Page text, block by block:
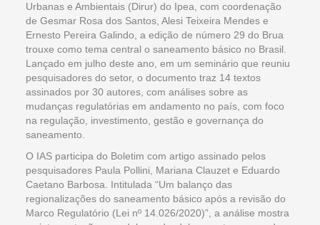
Urbanas e Ambientais (Dirur) do Ipea, com coordenação
de Gesmar Rosa dos Santos, Alesi Teixeira Mendes e
Ernesto Pereira Galindo, a edição de número 29 do Brua
trouxe como tema central o saneamento básico no Brasil.
Lançado em julho deste ano, em um seminário que reuniu
pesquisadores do setor, o documento traz 14 textos
assinados por 30 autores, com análises sobre as
mudanças regulatórias em andamento no país, com foco
na regulação, investimento, gestão e governança do
saneamento.
O IAS participa do Boletim com artigo assinado pelos
pesquisadores Paula Pollini, Mariana Clauzet e Eduardo
Caetano Barbosa. Intitulada “Um balanço das
regionalizações do saneamento básico após a revisão do
Marco Regulatório (Lei nº 14.026/2020)”, a análise mostra